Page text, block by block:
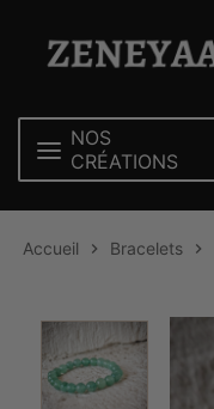
NOS
CRÉATIONS
Accueil  Bracelets 